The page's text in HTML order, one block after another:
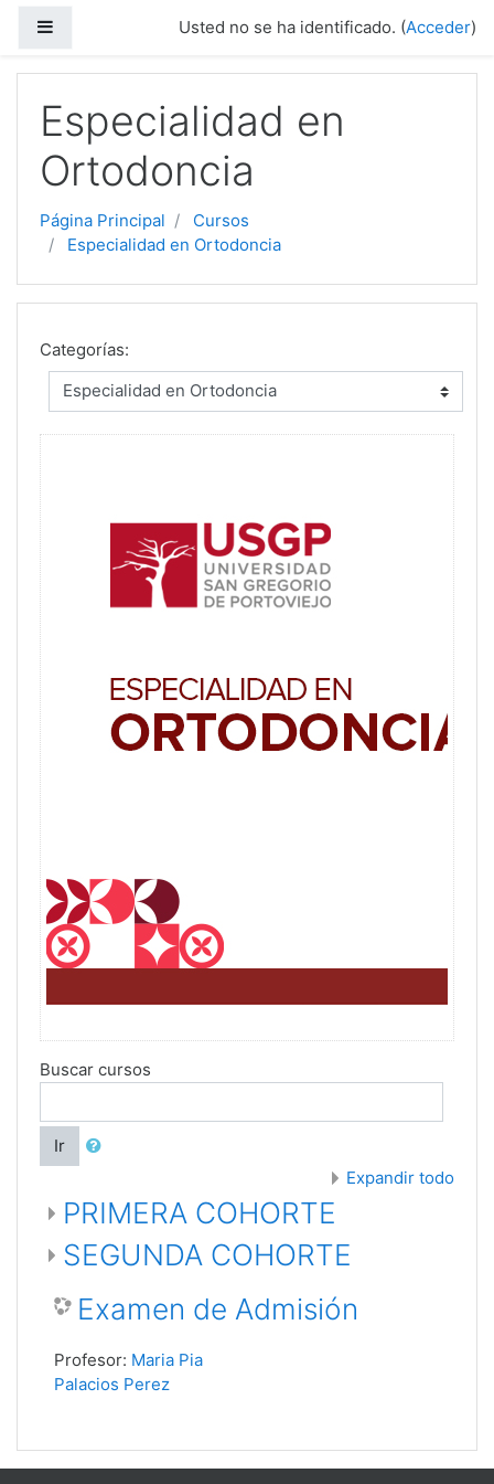
Usted no se ha identificado. (Acceder)
Especialidad en
Ortodoncia
Página Principal
Cursos
Especialidad en Ortodoncia
Categorías:
Buscar cursos
Ir
Expandir todo
PRIMERA COHORTE
SEGUNDA COHORTE
Examen de Admisión
Profesor: Maria Pia
Palacios Perez